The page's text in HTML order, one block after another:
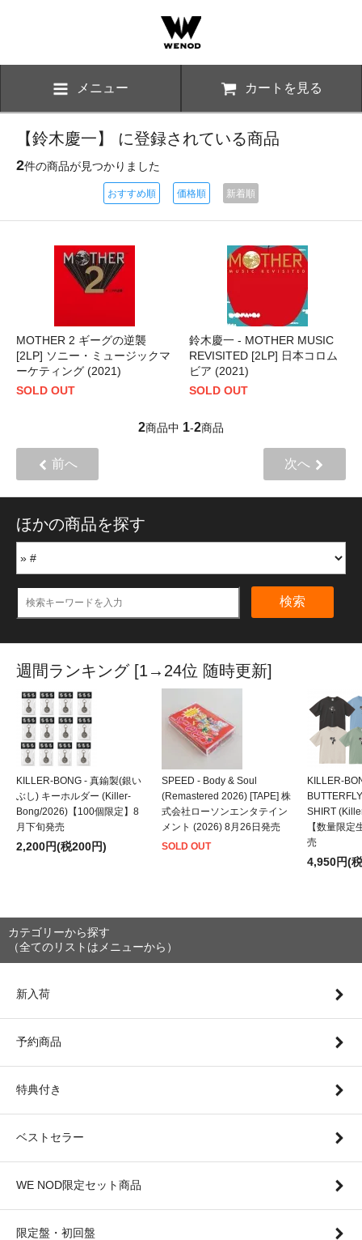
メニュー カートを見る
【鈴木慶一】 に登録されている商品
2件の商品が見つかりました
おすすめ順 価格順 新着順
MOTHER 2 ギーグの逆襲
[2LP] ソニー・ミュージックマ
ーケティング (2021)
SOLD OUT
鈴木慶一 - MOTHER MUSIC
REVISITED [2LP] 日本コロム
ビア (2021)
SOLD OUT
2商品中 1-2商品
前へ 次へ
ほかの商品を探す
検索
週間ランキング [1→24位 随時更新]
KILLER-BONG - 真鍮製(銀い
ぶし) キーホルダー (Killer-
Bong/2026)【100個限定】8
月下旬発売
2,200円(税200円)
SPEED - Body & Soul
(Remastered 2026) [TAPE] 株
式会社ローソンエンタテイン
メント (2026) 8月26日発売
SOLD OUT
KILLER-
SHIRT
【数量限定
売
4,950円(
カテゴリーから探す
（全てのリストはメニューから）
新入荷
予約商品
特典付き
ベストセラー
WE NOD限定セット商品
限定盤・初回盤